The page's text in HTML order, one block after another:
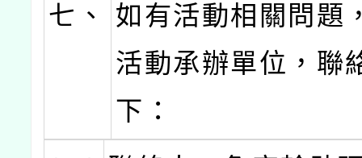
七、
如有活動相關問題
活動承辦單位，聯
下：